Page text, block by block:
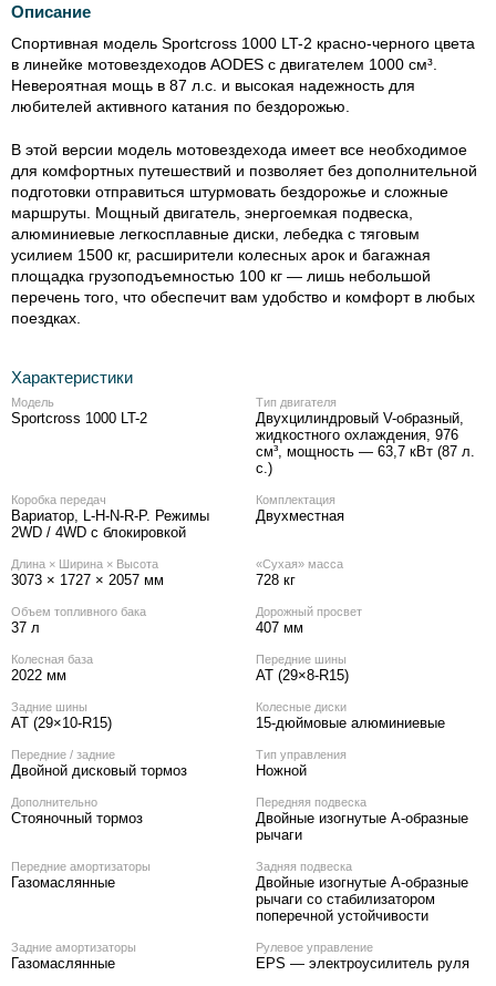
Описание
Спортивная модель Sportcross 1000 LT-2 красно-черного цвета
в линейке мотовездеходов AODES с двигателем 1000 см³.
Невероятная мощь в 87 л.с. и высокая надежность для
любителей активного катания по бездорожью.
В этой версии модель мотовездехода имеет все необходимое
для комфортных путешествий и позволяет без дополнительной
подготовки отправиться штурмовать бездорожье и сложные
маршруты. Мощный двигатель, энергоемкая подвеска,
алюминиевые легкосплавные диски, лебедка с тяговым
усилием 1500 кг, расширители колесных арок и багажная
площадка грузоподъемностью 100 кг — лишь небольшой
перечень того, что обеспечит вам удобство и комфорт в любых
поездках.
Характеристики
Модель
Sportcross 1000 LT-2
Тип двигателя
Двухцилиндровый V-образный,
жидкостного охлаждения, 976
см³, мощность — 63,7 кВт (87 л.
с.)
Коробка передач
Вариатор, L-H-N-R-P. Режимы
2WD / 4WD с блокировкой
Комплектация
Двухместная
Длина × Ширина × Высота
3073 × 1727 × 2057 мм
«Сухая» масса
728 кг
Объем топливного бака
37 л
Дорожный просвет
407 мм
Колесная база
2022 мм
Передние шины
AT (29×8-R15)
Задние шины
AT (29×10-R15)
Колесные диски
15-дюймовые алюминиевые
Передние / задние
Двойной дисковый тормоз
Тип управления
Ножной
Дополнительно
Стояночный тормоз
Передняя подвеска
Двойные изогнутые А-образные
рычаги
Передние амортизаторы
Газомаслянные
Задняя подвеска
Двойные изогнутые А-образные
рычаги со стабилизатором
поперечной устойчивости
Задние амортизаторы
Газомаслянные
Рулевое управление
EPS — электроусилитель руля